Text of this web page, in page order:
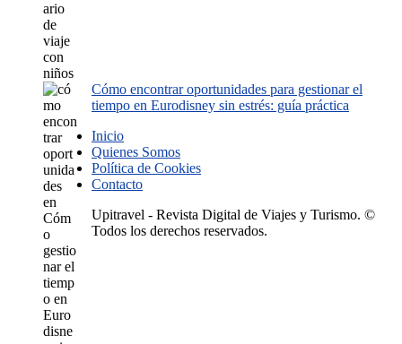
Cómo encontrar oportunidades para gestionar el
tiempo en Eurodisney sin estrés: guía práctica
Inicio
Quienes Somos
Política de Cookies
Contacto
Upitravel - Revista Digital de Viajes y Turismo. ©
Todos los derechos reservados.